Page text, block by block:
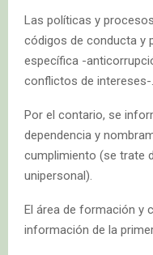
Las políticas y
códigos de conducta y
específica -
conflictos de intereses-.
Por el contario, se
dependencia y
cumplimiento (se trate
unipersonal).
El área de formación y
información de la